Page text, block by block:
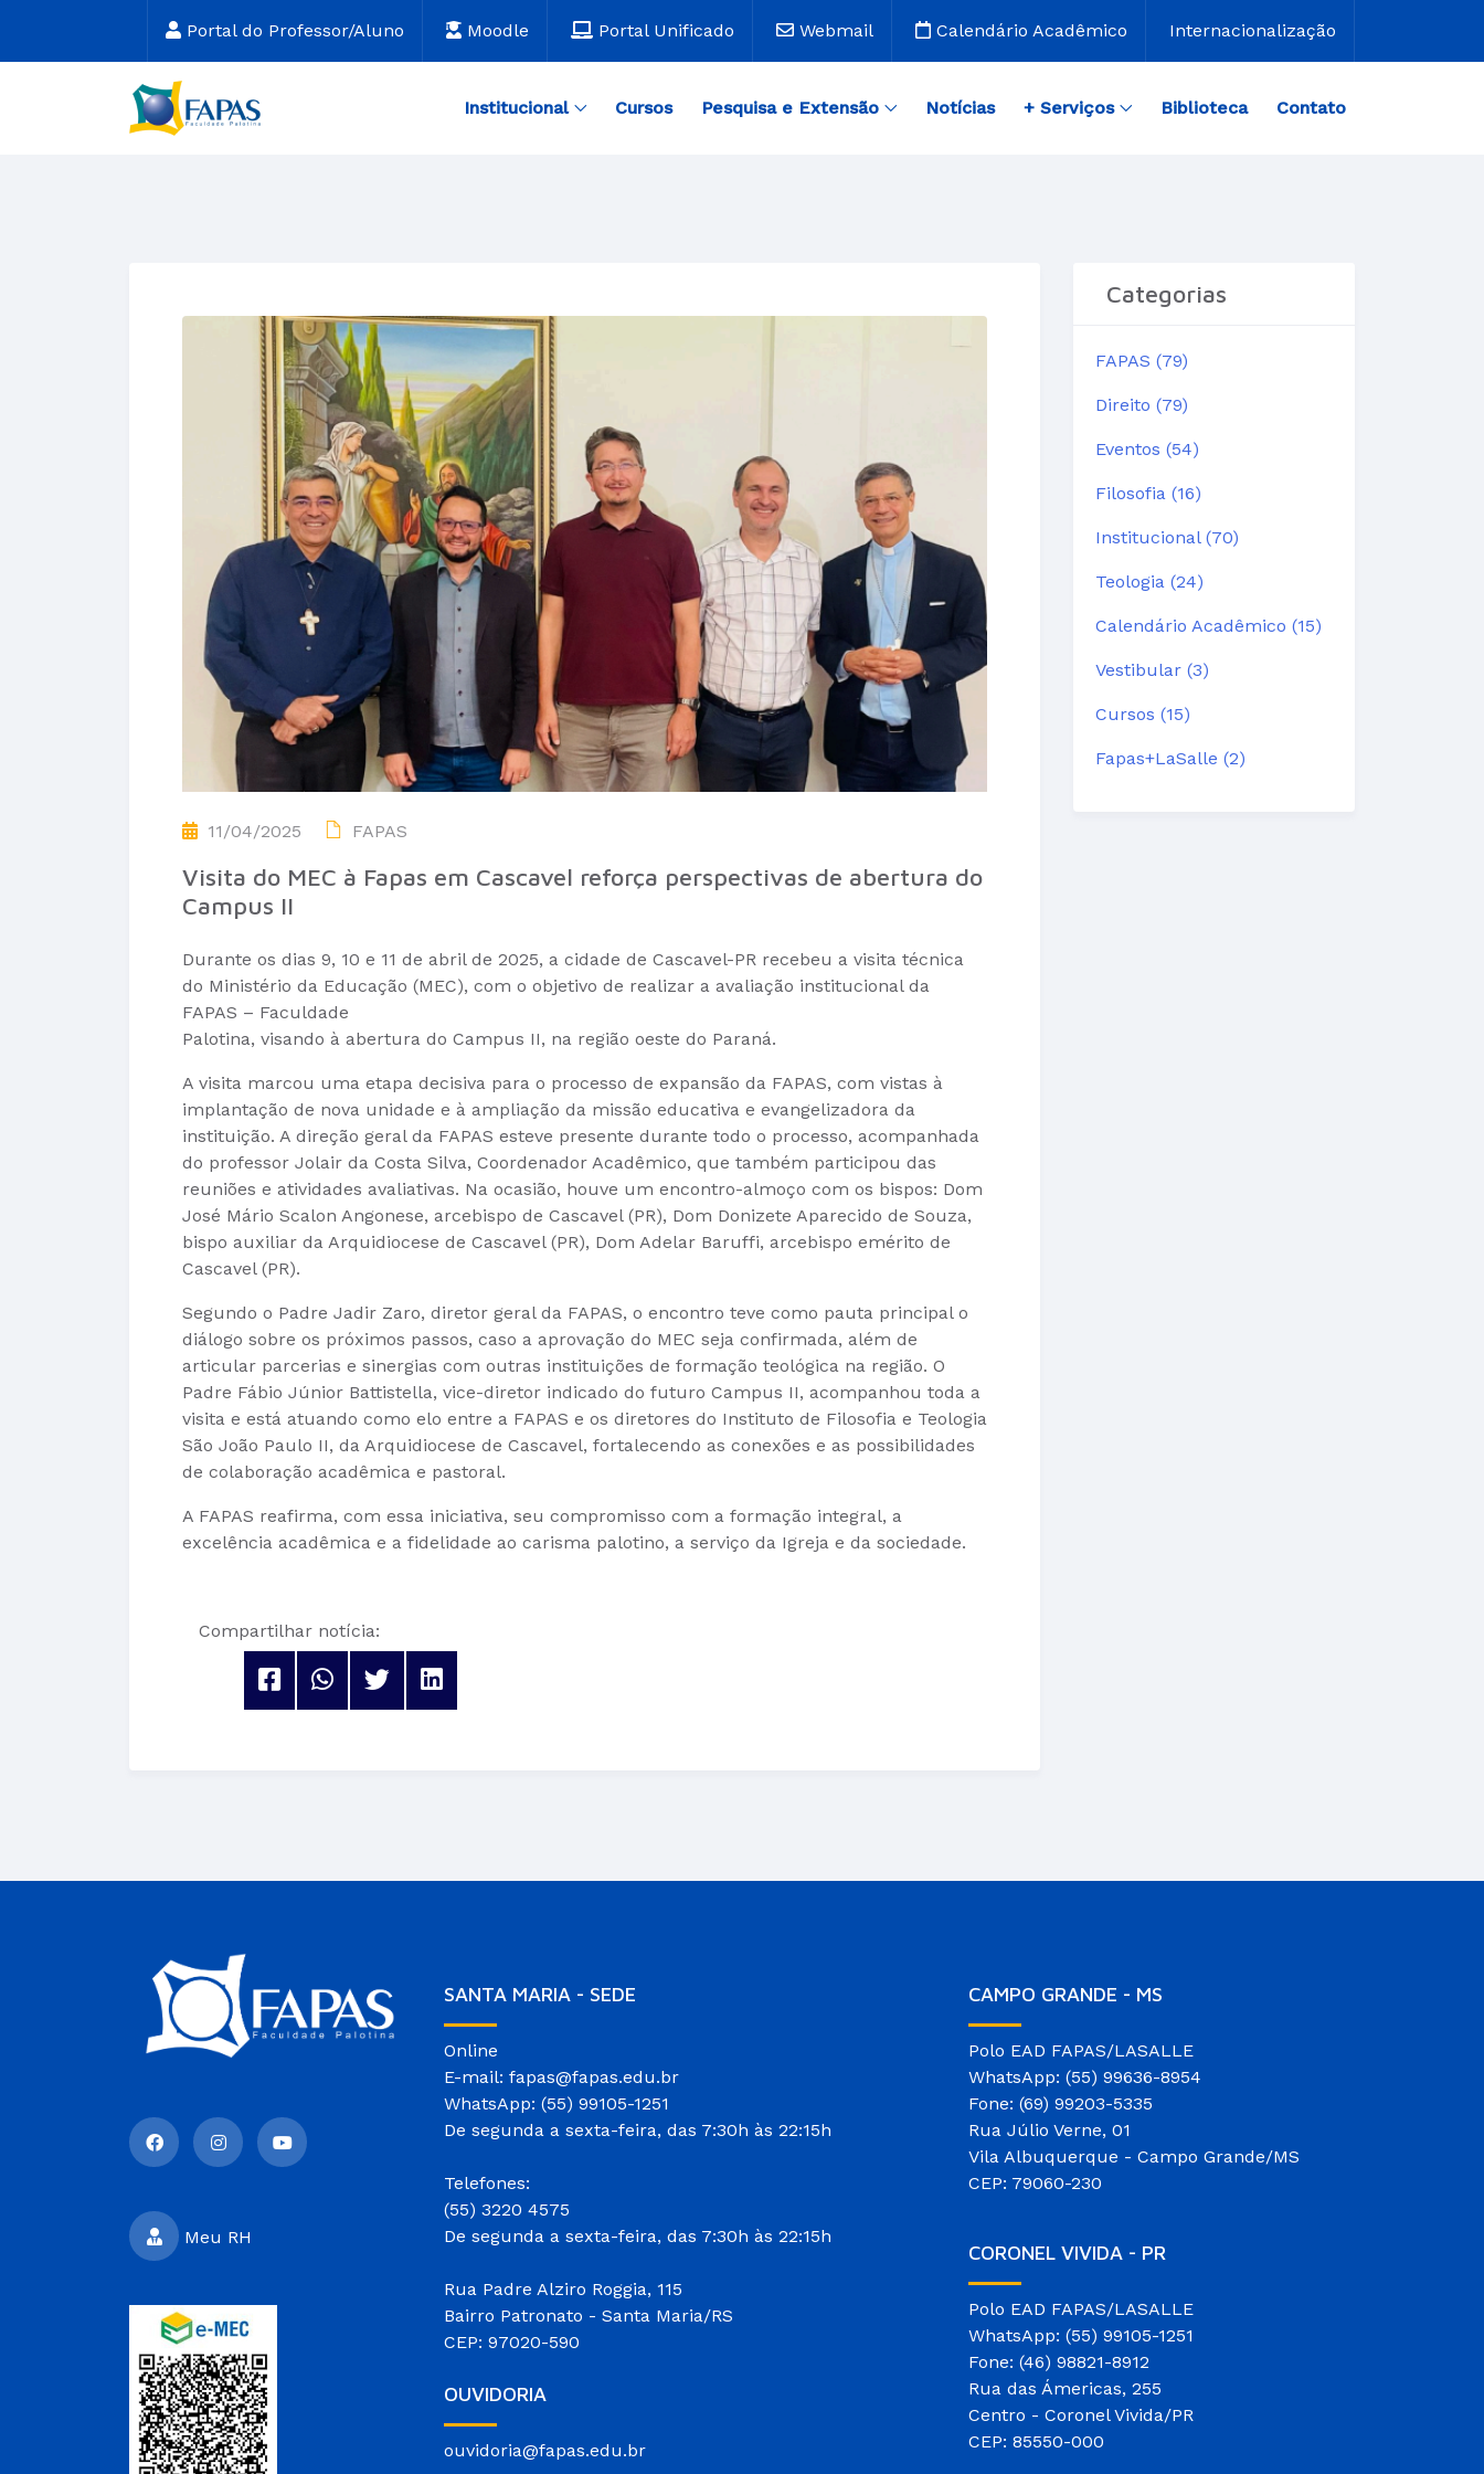
Portal do Professor/Aluno Moodle Portal Unificado Webmail Calendário Acadêmico Internacionalização
Institucional Cursos Pesquisa e Extensão Notícias + Serviços Biblioteca Contato
11/04/2025 FAPAS
Visita do MEC à Fapas em Cascavel reforça perspectivas de abertura do
Campus II
Durante os dias 9, 10 e 11 de abril de 2025, a cidade de Cascavel-PR recebeu a visita técnica
do Ministério da Educação (MEC), com o objetivo de realizar a avaliação institucional da
FAPAS – Faculdade
Palotina, visando à abertura do Campus II, na região oeste do Paraná.
A visita marcou uma etapa decisiva para o processo de expansão da FAPAS, com vistas à
implantação de nova unidade e à ampliação da missão educativa e evangelizadora da
instituição. A direção geral da FAPAS esteve presente durante todo o processo, acompanhada
do professor Jolair da Costa Silva, Coordenador Acadêmico, que também participou das
reuniões e atividades avaliativas. Na ocasião, houve um encontro-almoço com os bispos: Dom
José Mário Scalon Angonese, arcebispo de Cascavel (PR), Dom Donizete Aparecido de Souza,
bispo auxiliar da Arquidiocese de Cascavel (PR), Dom Adelar Baruffi, arcebispo emérito de
Cascavel (PR).
Segundo o Padre Jadir Zaro, diretor geral da FAPAS, o encontro teve como pauta principal o
diálogo sobre os próximos passos, caso a aprovação do MEC seja confirmada, além de
articular parcerias e sinergias com outras instituições de formação teológica na região. O
Padre Fábio Júnior Battistella, vice-diretor indicado do futuro Campus II, acompanhou toda a
visita e está atuando como elo entre a FAPAS e os diretores do Instituto de Filosofia e Teologia
São João Paulo II, da Arquidiocese de Cascavel, fortalecendo as conexões e as possibilidades
de colaboração acadêmica e pastoral.
A FAPAS reafirma, com essa iniciativa, seu compromisso com a formação integral, a
excelência acadêmica e a fidelidade ao carisma palotino, a serviço da Igreja e da sociedade.
Compartilhar notícia:
Categorias
FAPAS (79)
Direito (79)
Eventos (54)
Filosofia (16)
Institucional (70)
Teologia (24)
Calendário Acadêmico (15)
Vestibular (3)
Cursos (15)
Fapas+LaSalle (2)
Meu RH
SANTA MARIA - SEDE
Online
E-mail: fapas@fapas.edu.br
WhatsApp: (55) 99105-1251
De segunda a sexta-feira, das 7:30h às 22:15h
Telefones:
(55) 3220 4575
De segunda a sexta-feira, das 7:30h às 22:15h
Rua Padre Alziro Roggia, 115
Bairro Patronato - Santa Maria/RS
CEP: 97020-590
OUVIDORIA
ouvidoria@fapas.edu.br
CAMPO GRANDE - MS
Polo EAD FAPAS/LASALLE
WhatsApp: (55) 99636-8954
Fone: (69) 99203-5335
Rua Júlio Verne, 01
Vila Albuquerque - Campo Grande/MS
CEP: 79060-230
CORONEL VIVIDA - PR
Polo EAD FAPAS/LASALLE
WhatsApp: (55) 99105-1251
Fone: (46) 98821-8912
Rua das Ámericas, 255
Centro - Coronel Vivida/PR
CEP: 85550-000